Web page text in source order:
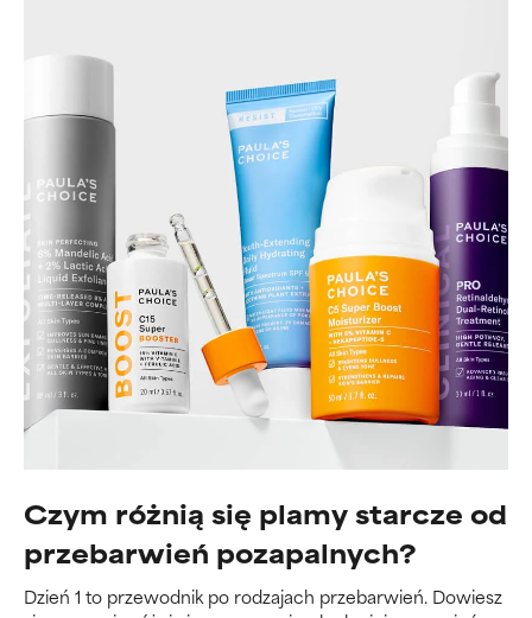
Czym różnią się plamy starcze od
przebarwień pozapalnych?
Dzień 1 to przewodnik po rodzajach przebarwień. Dowiesz